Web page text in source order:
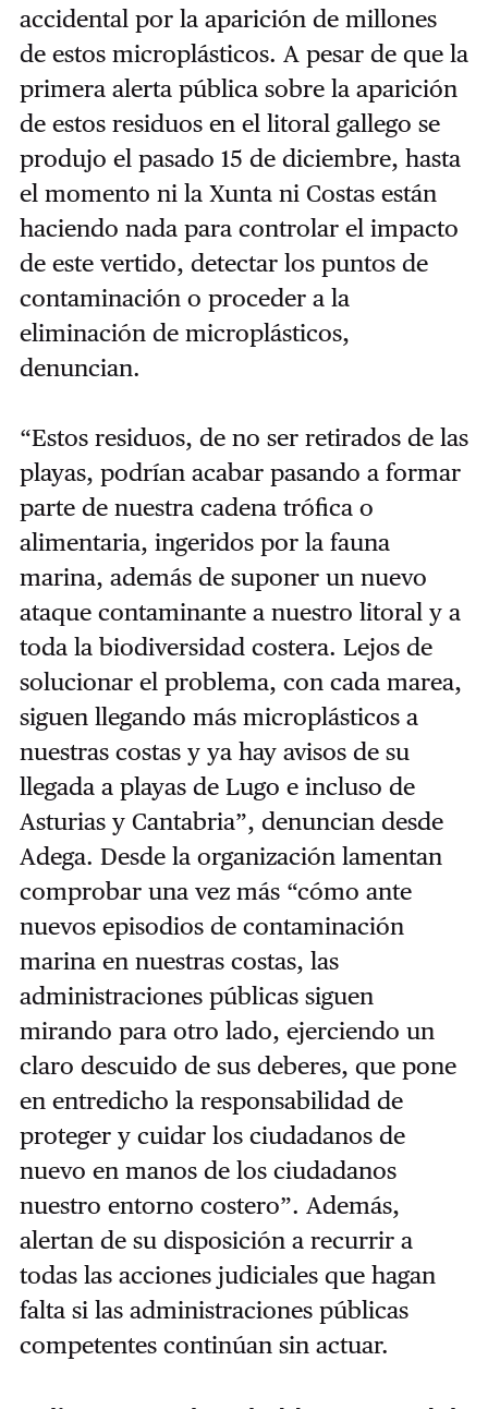
accidental por la aparición de millones
de estos microplásticos. A pesar de que la
primera alerta pública sobre la aparición
de estos residuos en el litoral gallego se
produjo el pasado 15 de diciembre, hasta
el momento ni la Xunta ni Costas están
haciendo nada para controlar el impacto
de este vertido, detectar los puntos de
contaminación o proceder a la
eliminación de microplásticos,
denuncian.
“Estos residuos, de no ser retirados de las
playas, podrían acabar pasando a formar
parte de nuestra cadena trófica o
alimentaria, ingeridos por la fauna
marina, además de suponer un nuevo
ataque contaminante a nuestro litoral y a
toda la biodiversidad costera. Lejos de
solucionar el problema, con cada marea,
siguen llegando más microplásticos a
nuestras costas y ya hay avisos de su
llegada a playas de Lugo e incluso de
Asturias y Cantabria”, denuncian desde
Adega. Desde la organización lamentan
comprobar una vez más “cómo ante
nuevos episodios de contaminación
marina en nuestras costas, las
administraciones públicas siguen
mirando para otro lado, ejerciendo un
claro descuido de sus deberes, que pone
en entredicho la responsabilidad de
proteger y cuidar los ciudadanos de
nuevo en manos de los ciudadanos
nuestro entorno costero”. Además,
alertan de su disposición a recurrir a
todas las acciones judiciales que hagan
falta si las administraciones públicas
competentes continúan sin actuar.